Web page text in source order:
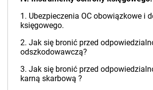
1. Ubezpieczenia OC obowiązkowe i
księgowego.
2. Jak się bronić przed
odszkodowawczą?
3. Jak się bronić przed
karną skarbową ?